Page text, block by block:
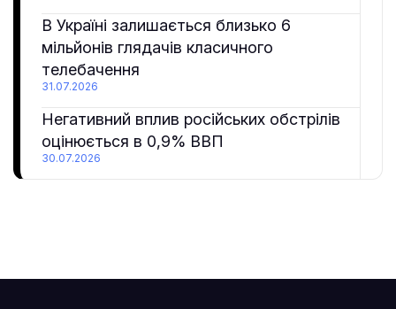
В Україні залишається близько 6
мільйонів глядачів класичного
телебачення
31.07.2026
Негативний вплив російських обстрілів
оцінюється в 0,9% ВВП
30.07.2026